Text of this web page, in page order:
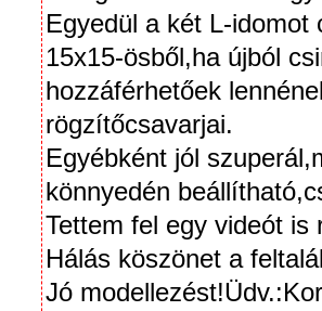
Egyedül a két L-idomot
15x15-ösből,ha újból
hozzáférhetőek
rögzítőcsavarjai.
Egyébként jól
könnyedén
Tettem fel egy videót is
Hálás köszönet a
Jó